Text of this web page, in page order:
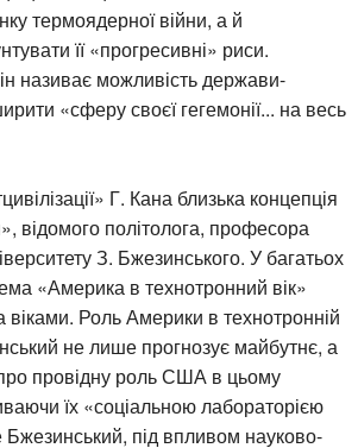
термоядерної війни, а й
її «прогресивні» риси.
називає можливість держави-
«сферу своєї гегемонії... на весь
Г. Кана близька концепція
відомого політолога, професора
З. Бжезинського. У багатьох
«Америка в технотронний вік»
Роль Америки в технотронній
не лише прогнозує майбутнє, а
провідну роль США в цьому
їх «соціальною лабораторією
під впливом науково-